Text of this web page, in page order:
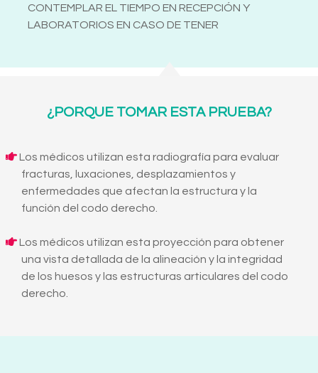
CONTEMPLAR EL TIEMPO EN RECEPCIÓN Y
LABORATORIOS EN CASO DE TENER
¿PORQUE TOMAR ESTA PRUEBA?
Los médicos utilizan esta radiografía para evaluar
fracturas, luxaciones, desplazamientos y
enfermedades que afectan la estructura y la
función del codo derecho.
Los médicos utilizan esta proyección para obtener
una vista detallada de la alineación y la integridad
de los huesos y las estructuras articulares del codo
derecho.